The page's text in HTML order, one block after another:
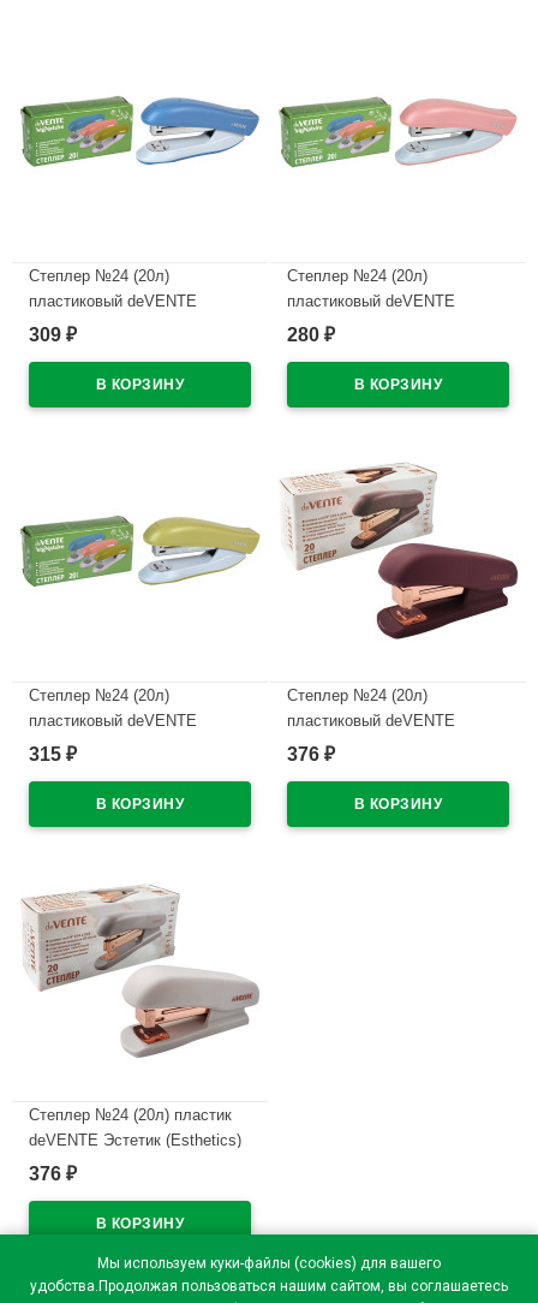
Мы используем куки-файлы (cookies) для вашего
удобства.Продолжая пользоваться нашим сайтом, вы соглашаетесь
Степлер №24 (20л)
пластиковый deVENTE
СигНАТУР (sigNATURE)
арт.4142514
309 ₽
Степлер №24 (20л)
пластиковый deVENTE
СигНАТУР (sigNATURE)
280 ₽
Степлер №24 (20л)
пластиковый deVENTE
sigNATURE оливковый
315 ₽
Степлер №24 (20л)
пластиковый deVENTE
Эстетик (Esthetics) бургунди с
376 ₽
Степлер №24 (20л) пластик
deVENTE Эстетик (Esthetics)
лавандово-пепельный с
В наличии
376 ₽